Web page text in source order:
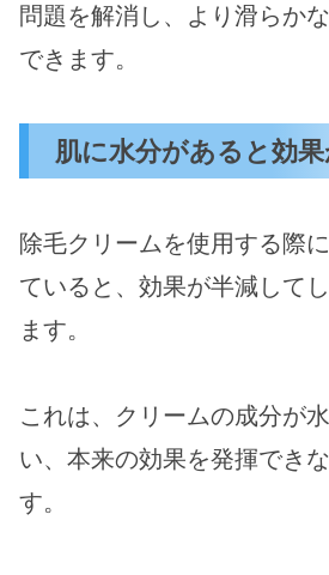
問題を解消し、より滑らか
できます。
肌に水分があると効
除毛クリームを使用する際
ていると、効果が半減して
ます。
これは、クリームの成分が
い、本来の効果を発揮でき
す。